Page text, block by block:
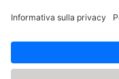
Lunedì —
Venerdì: -
offrirti la